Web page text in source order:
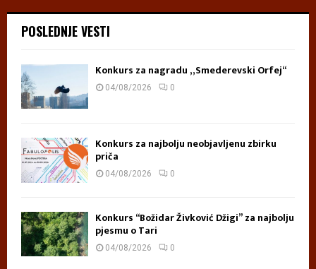
POSLEDNJE VESTI
Konkurs za nagradu „Smederevski Orfej“
04/08/2026 0
Konkurs za najbolju neobjavljenu zbirku
priča
04/08/2026 0
Konkurs “Božidar Živković Džigi” za najbolju
pjesmu o Tari
04/08/2026 0